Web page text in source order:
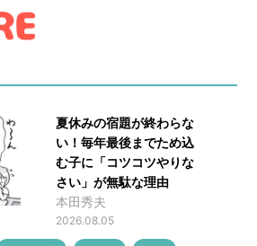
夏休みの宿題が終わらな
い！毎年最後までため込
む子に「コツコツやりな
さい」が無駄な理由
本田秀夫
2026.08.05